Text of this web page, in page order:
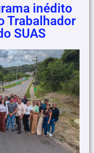
inédito
Trabalhador
SUAS